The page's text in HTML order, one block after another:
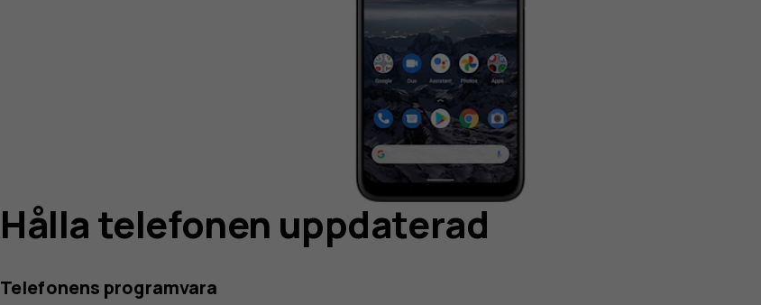
Hålla telefonen uppdaterad
Telefonens programvara